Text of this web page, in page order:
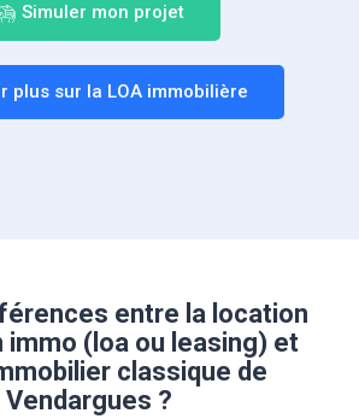
Simuler mon projet
plus sur la LOA immobilière
entre la location
immo (loa ou leasing) et
classique de
Vendargues ?